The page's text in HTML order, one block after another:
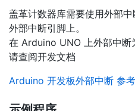
盖革计数器库需要使用外部
外部中断引脚上。
在 Arduino UNO 上外部中断
请查阅开发文档
Arduino 开发板外部中断 参